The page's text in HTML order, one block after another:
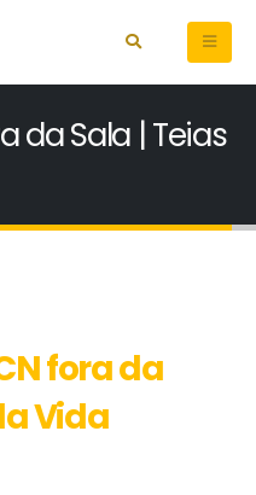
da Sala | Teias
fora da
Vida